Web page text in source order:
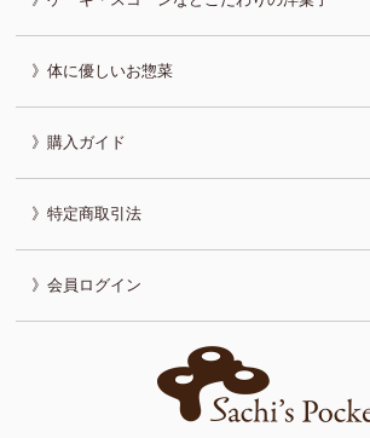
体に優しいお惣菜
購入ガイド
特定商取引法
会員ログイン